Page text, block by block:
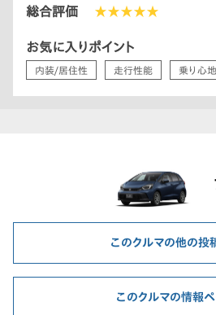
総合評価 ★★★★★
お気に入りポイント
内装/居住性 走行性能 乗り心地
このクルマの他の投
このクルマの情報